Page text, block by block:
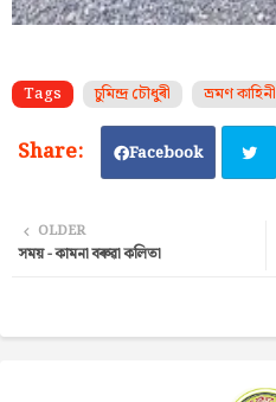
Tags চুমিন্দ্ৰ চৌধুৰী ভ্ৰমণ কাহিনী
Facebook
OLDER
সময় - কামনা বৰুৱা কলিতা